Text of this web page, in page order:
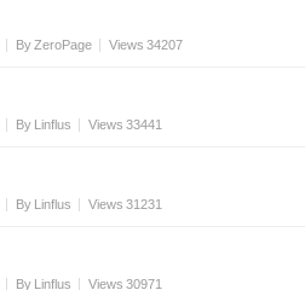
By ZeroPage Views 34207
By Linflus Views 33441
By Linflus Views 31231
By Linflus Views 30971